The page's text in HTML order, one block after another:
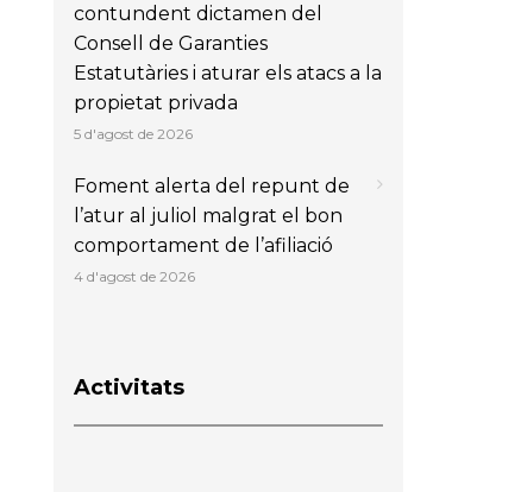
contundent dictamen del
Consell de Garanties
Estatutàries i aturar els atacs a la
propietat privada
5 d'agost de 2026
Foment alerta del repunt de
l’atur al juliol malgrat el bon
comportament de l’afiliació
4 d'agost de 2026
Activitats